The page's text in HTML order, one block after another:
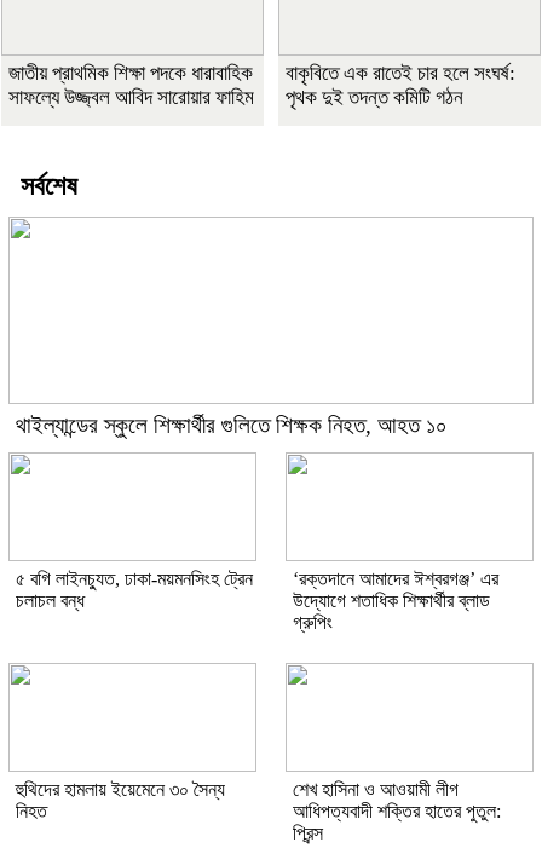
জাতীয় প্রাথমিক শিক্ষা পদকে ধারাবাহিক
সাফল্যে উজ্জ্বল আবিদ সারোয়ার ফাহিম
বাকৃবিতে এক রাতেই চার হলে সংঘর্ষ:
পৃথক দুই তদন্ত কমিটি গঠন
সর্বশেষ
থাইল্যান্ডের স্কুলে শিক্ষার্থীর গুলিতে শিক্ষক নিহত, আহত ১০
৫ বগি লাইনচ্যুত, ঢাকা-ময়মনসিংহ ট্রেন
চলাচল বন্ধ
‘রক্তদানে আমাদের ঈশ্বরগঞ্জ’ এর
উদ্যোগে শতাধিক শিক্ষার্থীর ব্লাড
গ্রুপিং
হুথিদের হামলায় ইয়েমেনে ৩০ সৈন্য
নিহত
শেখ হাসিনা ও আওয়ামী লীগ
আধিপত্যবাদী শক্তির হাতের পুতুল:
প্রিন্স